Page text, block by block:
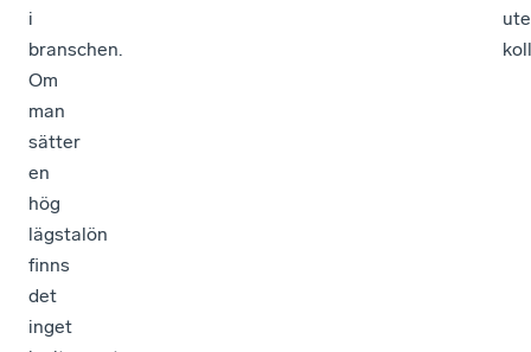
i
branschen.
Om
man
sätter
en
hög
lägstalön
finns
det
inget